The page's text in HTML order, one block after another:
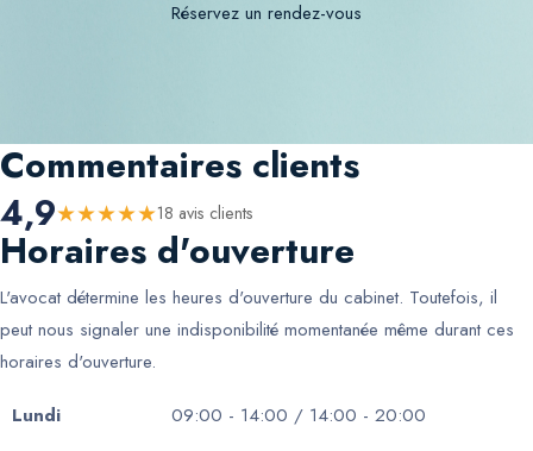
Réservez un rendez-vous
Commentaires clients
4,9★★★★★18 avis clients
Horaires d'ouverture
L'avocat détermine les heures d'ouverture du cabinet. Toutefois, il
peut nous signaler une indisponibilité momentanée même durant ces
horaires d'ouverture.
Lundi
09:00 - 14:00 / 14:00 - 20:00